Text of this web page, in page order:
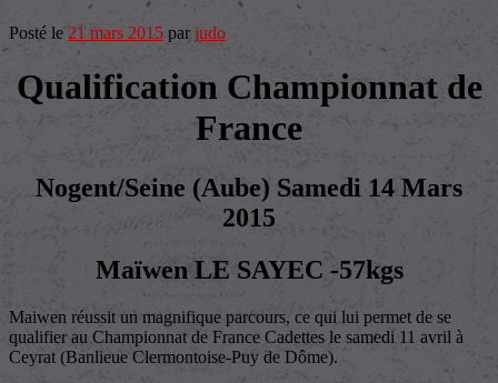
Posté le 21 mars 2015 par judo
Qualification Championnat de
France
Nogent/Seine (Aube) Samedi 14 Mars
2015
Maïwen LE SAYEC -57kgs
Maiwen réussit un magnifique parcours, ce qui lui permet de se
qualifier au Championnat de France Cadettes le samedi 11 avril à
Ceyrat (Banlieue Clermontoise-Puy de Dôme).